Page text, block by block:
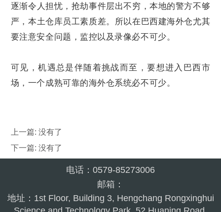
逐渐令人担忧，抢劫事件层出不穷，本地的警方不够
严，本土仓库员工素质差。所以在巴西建海外仓尤其
要注意安全问题，监控以及录像必不可少。
可见，机遇总是伴随着挑战而至，要想进入巴西市
场，一个成熟可靠的海外仓系统必不可少。
上一篇: 没有了
下一篇: 没有了
电话：0579-85273006
邮箱：
地址：1st Floor, Building 3, Hengchang Rongxinghui